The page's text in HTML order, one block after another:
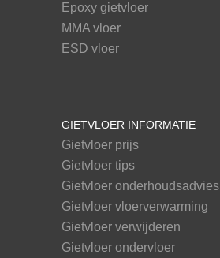
Epoxy gietvloer
MMA vloer
ESD vloer
GIETVLOER INFORMATIE
Gietvloer prijs
Gietvloer tips
Gietvloer onderhoudsadvies
Gietvloer vloerverwarming
Gietvloer verwijderen
Gietvloer ondervloer